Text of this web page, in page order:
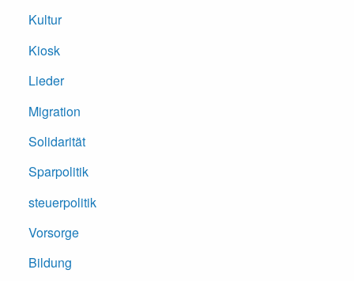
Kultur
Kiosk
Lieder
Migration
Solidarität
Sparpolitik
steuerpolitik
Vorsorge
Bildung